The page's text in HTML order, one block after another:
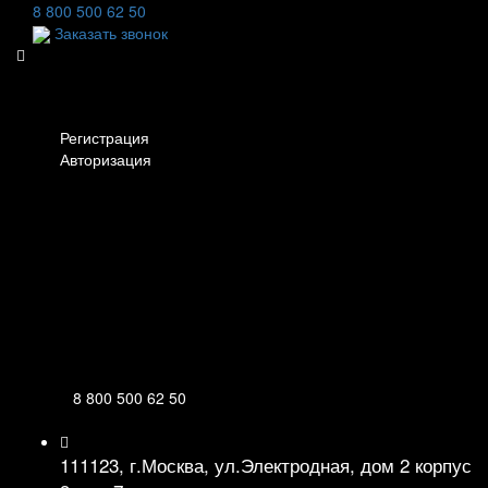
8 800 500 62 50
Заказать звонок
Регистрация
Авторизация
8 800 500 62 50
111123, г.Москва, ул.Электродная, дом 2 корпус